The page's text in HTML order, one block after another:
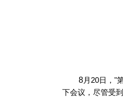
8月20日， "
下会议，尽管受